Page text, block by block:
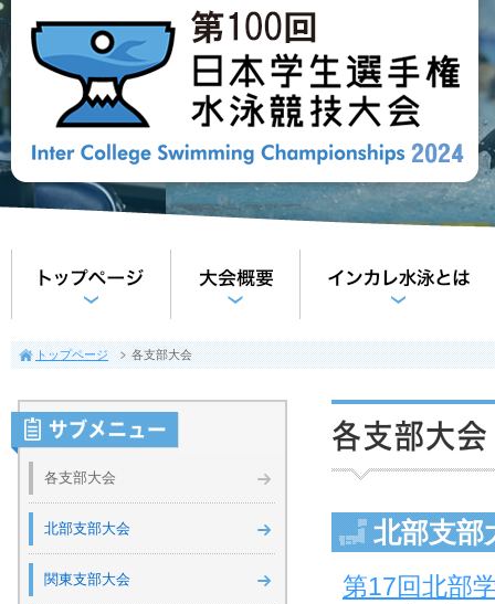
トップページ 各支部大会
北部支部
第17回北部
各支部大会
北部支部大会
関東支部大会